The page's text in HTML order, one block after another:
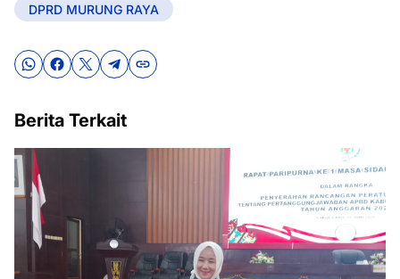
DPRD MURUNG RAYA
Berita Terkait